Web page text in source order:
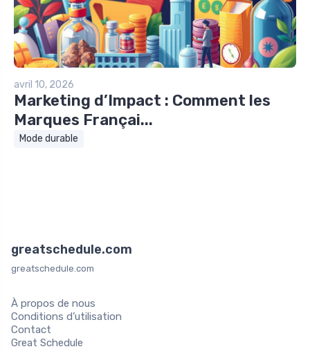
avril 10, 2026
Marketing d’Impact : Comment les
Marques Françai...
Mode durable
greatschedule.com
greatschedule.com
À propos de nous
Conditions d’utilisation
Contact
Great Schedule